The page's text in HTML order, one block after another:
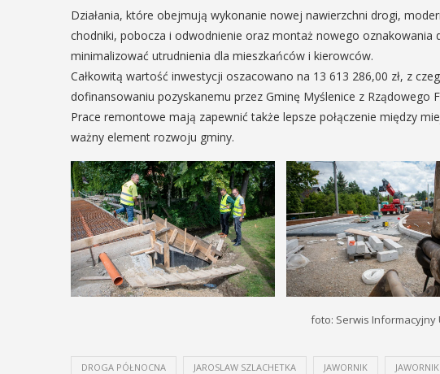
Działania, które obejmują wykonanie nowej nawierzchni drogi,
chodniki, pobocza i odwodnienie oraz montaż nowego
minimalizować utrudnienia dla mieszkańców i kierowców.
Całkowitą wartość inwestycji oszacowano na 13 613 286,00 zł, z
dofinansowaniu pozyskanemu przez Gminę Myślenice z Rządowego
Prace remontowe mają zapewnić także lepsze połączenie między
ważny element rozwoju gminy.
foto: Serwis Informacyjny
DROGA PÓŁNOCNA JAROSLAW SZLACHETKA JAWORNIK